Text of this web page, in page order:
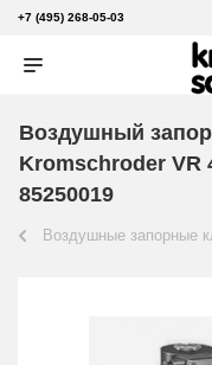
+7 (495) 268-05-03
Воздушный
Kromschroder VR
85250019
Воздушные запорные